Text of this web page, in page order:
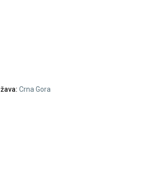
Crna Gora